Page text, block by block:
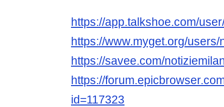
https://app.talkshoe.com/
https://www.myget.org/
https://savee.com/
https://
id=117323